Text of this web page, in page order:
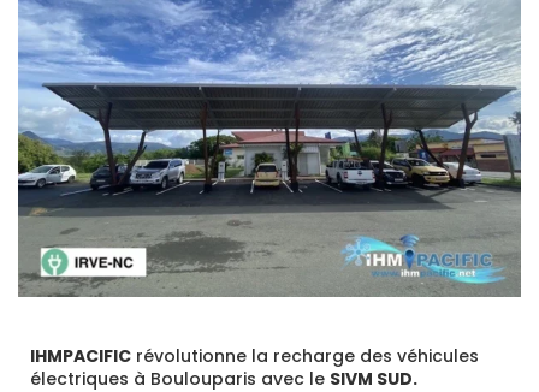
IHMPACIFIC révolutionne la recharge des véhicules
électriques à Boulouparis avec le SIVM SUD.